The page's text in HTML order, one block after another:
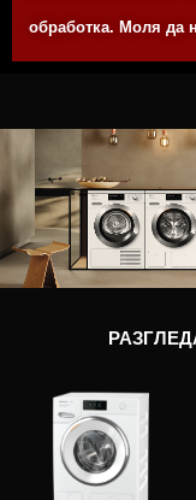
обработка. Моля да